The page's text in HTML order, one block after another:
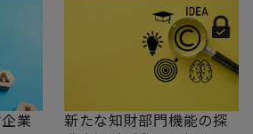
業
新たな知財部門機能の探